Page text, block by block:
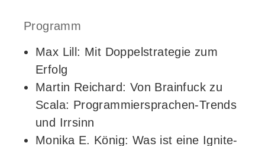
Programm
Max Lill: Mit Doppelstrategie zum
Erfolg
Martin Reichard: Von Brainfuck zu
Scala: Programmiersprachen-Trends
und Irrsinn
Monika E. König: Was ist eine Ignite-